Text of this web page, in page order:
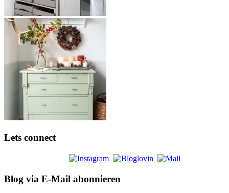
Lets connect
Blog via E-Mail abonnieren